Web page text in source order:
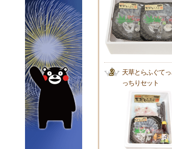
天草とらふぐて
っちりセット